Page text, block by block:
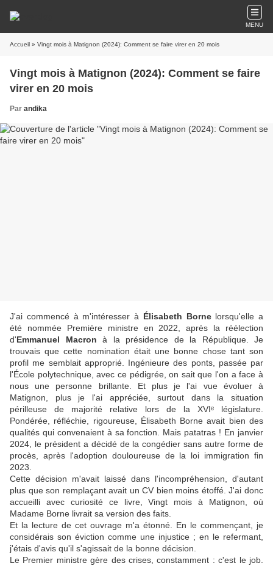
MENU
Accueil » Vingt mois à Matignon (2024): Comment se faire virer en 20 mois
Vingt mois à Matignon (2024): Comment se faire
virer en 20 mois
Par andika
J'ai commencé à m'intéresser à Élisabeth Bornelorsqu'elle a
été nommée Première ministre en 2022, après la réélection
d'Emmanuel Macron à la présidence de la République. Je
trouvais que cette nomination était une bonne chose tant son
profil me semblait approprié. Ingénieure des ponts, passée par
l'École polytechnique, avec ce pédigrée, on sait que l'on a face à
nous une personne brillante. Et plus je l'ai vue évoluer à
Matignon, plus je l'ai appréciée, surtout dans la situation
périlleuse de majorité relative lors de la XVIᵉ législature.
Pondérée, réfléchie, rigoureuse, Élisabeth Borne avait bien des
qualités qui convenaient à sa fonction. Mais patatras ! En janvier
2024, le président a décidé de la congédier sans autre forme de
procès, après l'adoption douloureuse de la loi immigration fin
2023.
Cette décision m'avait laissé dans l'incompréhension, d'autant
plus que son remplaçant avait un CV bien moins étoffé. J'ai donc
accueilli avec curiosité ce livre, Vingt mois à Matignon, où
Madame Borne livrait sa version des faits.
Et la lecture de cet ouvrage m'a étonné. En le commençant, je
considérais son éviction comme une injustice ; en le refermant,
j'étais d'avis qu'il s'agissait de la bonne décision.
Le Premier ministre gère des crises, constamment : c'est le job.